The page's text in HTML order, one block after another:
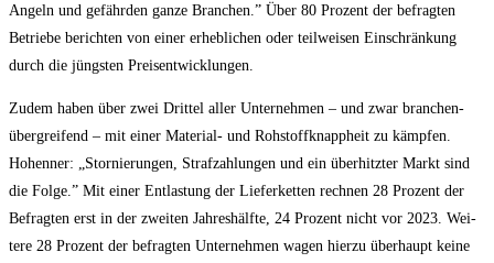
Angeln und gefähr­den gan­ze Bran­chen.” Über 80 Pro­zent der befrag­ten
Betrie­be berich­ten von einer erheb­li­chen oder teil­wei­sen Ein­schrän­kung
durch die jüngs­ten Preisentwicklungen.
Zudem haben über zwei Drit­tel aller Unter­neh­men – und zwar bran­chen­
über­grei­fend – mit einer Mate­ri­al- und Roh­stoff­knapp­heit zu kämp­fen.
Hohen­ner: „Stor­nie­run­gen, Straf­zah­lun­gen und ein über­hitz­ter Markt sind
die Fol­ge.” Mit einer Ent­las­tung der Lie­fer­ket­ten rech­nen 28 Pro­zent der
Befrag­ten erst in der zwei­ten Jah­res­hälf­te, 24 Pro­zent nicht vor 2023. Wei­
te­re 28 Pro­zent der befrag­ten Unter­neh­men wagen hier­zu über­haupt kei­ne